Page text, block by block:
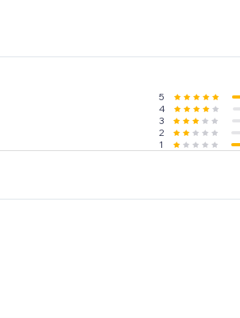
5
4
3
2
1